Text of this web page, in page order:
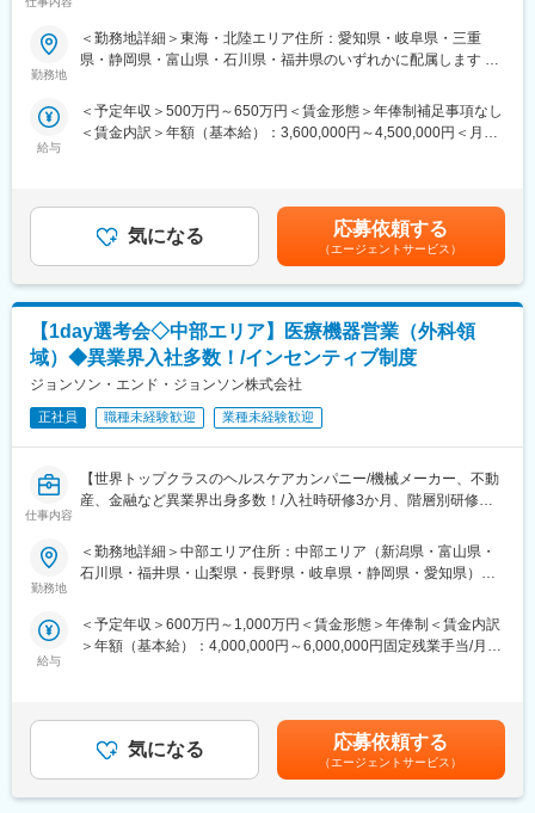
ェクトは製薬・医療機器メーカーのいずれかに配属します。
配属後も知識とスキルアップのために様々な研修をご用意してい
■明確な評価制度／やりがいや努力がきちんと報われる報酬制度
自身の成果や頑張りが客観的に評価され、年収に反映されます。
る報酬制度になっています。
■豊富なキャリアプランとサポート体制
志向性やその時の環境に応じて「１つの領域で専門性を高める」
「幅広い疾患をカバーできるオールラウンダーになる」「本社部
門（マネージャー、研修部門など）へのキャリアチェンジ」など
幅広いキャリアプランがあります。
また、同社マネージャーのほとんどは、MRからキャリアをチェン
ジしているメンバーです。担当マネージャーが定期的に面談を行
大手企業で安定就業】
てキャリアをスタートできるポジションです。
当社は製薬・医療機器メーカーの営業業務を担う
2カ月の集中研修で業界の基礎から学べるため、医療業界が初めて
の方でも安心して挑戦できます。
営業職ならではの「提案スキル」だけでなく、専門知識を持って
医師などに提案するため、市場では需要が高まり、希少性も増し
ています。
・MRとは
主に医師や薬剤師等へ、担当製品の情報提供を行います。担当施
設の患者様に応じた情報提供や、担当製品の処方後の情報収集を
行います。
■ 丁寧な研修・支援体制
本的なビジネスマナーから、医療営業として必要な知識まで、同
期社員と支えあいながら習得することが可能です。
研修を用意しています。
また、在籍年数が増えると永年勤続報奨金や四半期一時金などの
手当もアップします。つまり、やりがいや努力がきちんと報われ
る報酬制度になっています。
■豊富なキャリアプランとサポート体制
勤務地
＜勤務地詳細＞東海・北陸エリア住所：愛知県・岐阜県・三重
県・静岡県・富山県・石川県・福井県のいずれかに配属します 受
給与
＜予定年収＞500万円～650万円＜賃金形態＞年俸制補足事項なし
＜賃金内訳＞年額（基本給）：3,600,000円～4,500,000円＜月額
動・四半期一時金：10万円（四半期に1回、10万円程度支給）※た
だし支給条件有。他、永続勤務報奨金（3年勤務5万円支給、5年
勤務10万円…）ございます。賃金はあくまでも目安の金額であ
り、選考を通じて上下する可能性があります。月給(月額)は固定手
当を含めた表記です。
気になる 応募依頼する
（エージェントサービス）
【1day選考会◇中部エリア】医療機器営業（外科領
域）◆異業界入社多数！/インセンティブ制度
ジョンソン・エンド・ジョンソン株式会社
正社員 職種未経験歓迎 業種未経験歓迎
仕事内容
【世界トップクラスのヘルスケアカンパニー/機械メーカー、不動
産、金融など異業界出身多数！/入社時研修3か月、階層別研修な
シェアの製品多数/インセンティブ制度/入社想定日：2026年10月1
日】
★個人の裁量が大きく、年齢・性別関係・社歴関係なく活躍でき
る環境です！
■業務詳細
担当エリアの病院（主に医師）に対し、当社にて扱っている製品
を提案していただきます。医師のニーズを掘り下げた上で解決に
最適なソリューションを提案する、コンサルティングのような営
勤務地
＜勤務地詳細＞中部エリア住所：中部エリア（新潟県・富山県・
石川県・福井県・山梨県・長野県・岐阜県・静岡県・愛知県）を
囲：会社の定める事業所
給与
＜予定年収＞600万円～1,000万円＜賃金形態＞年俸制＜賃金内訳
＞年額（基本給）：4,000,000円～6,000,000円固定残業手当/月：
補足＞※ご経験やスキルを考慮し決定いたします。※上記はインセ
ンティブを含む金額です。賃金はあくまでも目安の金額であり、
選考を通じて上下する可能性があります。月給(月額)は固定手当を
含めた表記です。
気になる 応募依頼する
（エージェントサービス）